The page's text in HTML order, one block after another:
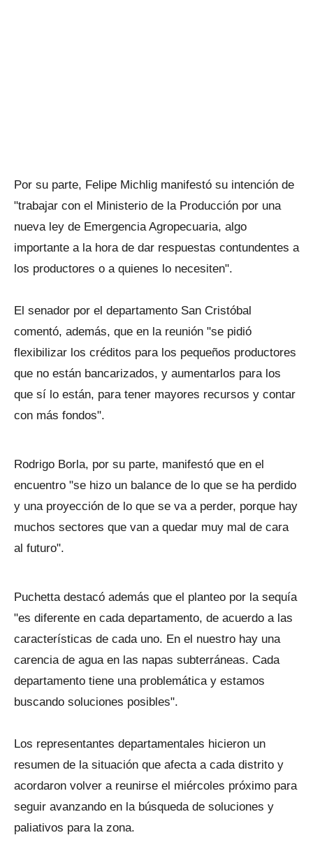
Por su parte, Felipe Michlig manifestó su intención de
"trabajar con el Ministerio de la Producción por una
nueva ley de Emergencia Agropecuaria, algo
importante a la hora de dar respuestas contundentes a
los productores o a quienes lo necesiten".
El senador por el departamento San Cristóbal
comentó, además, que en la reunión "se pidió
flexibilizar los créditos para los pequeños productores
que no están bancarizados, y aumentarlos para los
que sí lo están, para tener mayores recursos y contar
con más fondos".
Rodrigo Borla, por su parte, manifestó que en el
encuentro "se hizo un balance de lo que se ha perdido
y una proyección de lo que se va a perder, porque hay
muchos sectores que van a quedar muy mal de cara
al futuro".
Puchetta destacó además que el planteo por la sequía
"es diferente en cada departamento, de acuerdo a las
características de cada uno. En el nuestro hay una
carencia de agua en las napas subterráneas. Cada
departamento tiene una problemática y estamos
buscando soluciones posibles".
Los representantes departamentales hicieron un
resumen de la situación que afecta a cada distrito y
acordaron volver a reunirse el miércoles próximo para
seguir avanzando en la búsqueda de soluciones y
paliativos para la zona.